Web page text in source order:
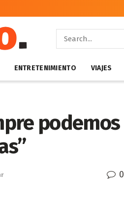
ENTRETENIMIENTO VIAJES
podemos
0